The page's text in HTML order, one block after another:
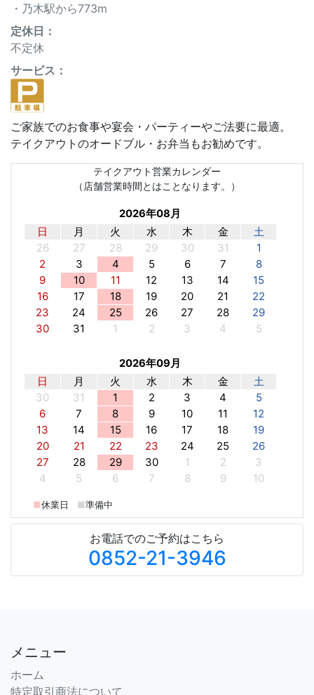
・乃木駅から773m
定休⽇：
不定休
サービス：
ご家族でのお食事や宴会・パーティーやご法要に最適。
テイクアウトのオードブル・お弁当もお勧めです。
テイクアウト営業カレンダー
（店舗営業時間とはことなります。）
2026年08月
日 月 火 水 木 金
土
26
27 28 29 30 31
1
2
3 4 5 6 7
8
9
10 11 12 13 14
15
16
17 18 19 20 21
22
23
24 25 26 27 28
29
30
31 1 2 3 4 5
2026年09月
日 月 火 水 木 金
土
30
31 1 2 3 4
5
6
7 8 9 10 11
12
13
14 15 16 17 18
19
20
21 22 23 24 25
26
27
28 29 30 1 2
3
4
5 6 7 8 9 10
■休業日 ■準備中
お電話でのご予約はこちら
0852-21-3946
メニュー
ホーム
特定取引商法について